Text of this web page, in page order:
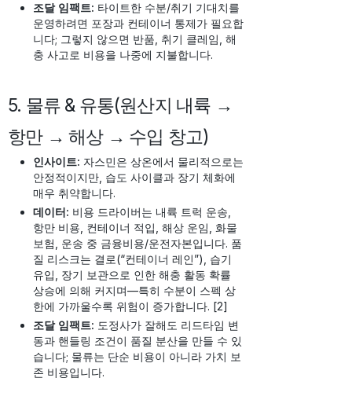
조달 임팩트: 타이트한 수분/취기 기대치를
운영하려면 포장과 컨테이너 통제가 필요합
니다; 그렇지 않으면 반품, 취기 클레임, 해
충 사고로 비용을 나중에 지불합니다.
5. 물류 & 유통(원산지 내륙 →
항만 → 해상 → 수입 창고)
인사이트: 자스민은 상온에서 물리적으로는
안정적이지만, 습도 사이클과 장기 체화에
매우 취약합니다.
데이터: 비용 드라이버는 내륙 트럭 운송,
항만 비용, 컨테이너 적입, 해상 운임, 화물
보험, 운송 중 금융비용/운전자본입니다. 품
질 리스크는 결로(“컨테이너 레인”), 습기
유입, 장기 보관으로 인한 해충 활동 확률
상승에 의해 커지며—특히 수분이 스펙 상
한에 가까울수록 위험이 증가합니다. [2]
조달 임팩트: 도정사가 잘해도 리드타임 변
동과 핸들링 조건이 품질 분산을 만들 수 있
습니다; 물류는 단순 비용이 아니라 가치 보
존 비용입니다.